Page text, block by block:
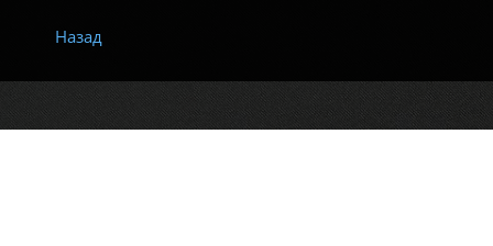
Назад